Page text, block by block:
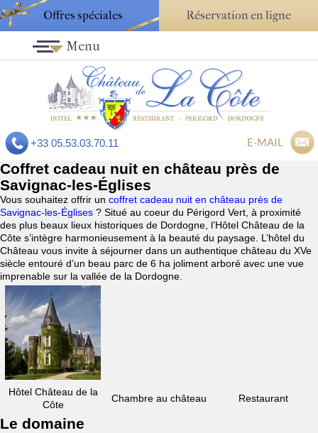
Offres spéciales Réservation en ligne
+33 05.53.03.70.11 E-MAIL
Menu
Coffret cadeau nuit en château près de
Savignac-les-Églises
Vous souhaitez offrir un coffret cadeau nuit en château près de
Savignac-les-Églises ? Situé au coeur du Périgord Vert, à proximité
des plus beaux lieux historiques de Dordogne, l’Hôtel Château de la
Côte s’intègre harmonieusement à la beauté du paysage. L’hôtel du
Château vous invite à séjourner dans un authentique château du XVe
siècle entouré d’un beau parc de 6 ha joliment arboré avec une vue
imprenable sur la vallée de la Dordogne.
Hôtel Château de la
Côte
Chambre au château Restaurant
Le domaine